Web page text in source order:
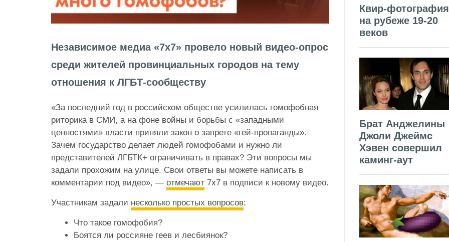
Независимое медиа «7х7» провело новый видео-опрос
среди жителей провинциальных городов на тему
отношения к ЛГБТ-сообществу
«За последний год в российском обществе усилилась гомофобная
риторика в СМИ, а на фоне войны и борьбы с «западными
ценностями» власти приняли закон о запрете «гей-пропаганды».
Зачем государство делает людей гомофобами и нужно ли
представителей ЛГБТК+ ограничивать в правах? Эти вопросы мы
задали прохожим на улице. Свои ответы вы можете написать в
комментарии под видео», — отмечают 7х7 в подписи к новому видео.
Участникам задали несколько простых вопросов:
Что такое гомофобия?
Боятся ли россияне геев и лесбиянок?
Квир-фотография
на рубеже 19-20
веков
Брат Анджелины
Джоли Джеймс
Хэвен совершил
каминг-аут